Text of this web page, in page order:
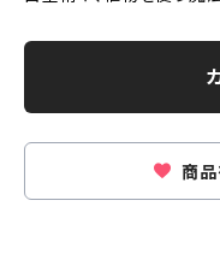
商品